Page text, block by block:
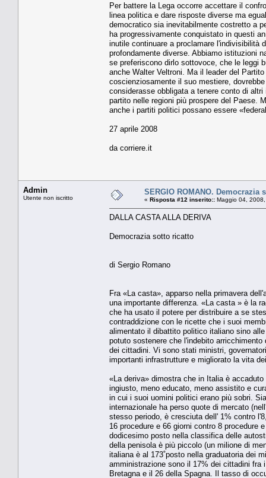
Per battere la Lega occorre accettare il
linea politica e dare risposte diverse ma
democratico sia inevitabilmente costretto a
ha progressivamente conquistato in questi
inutile continuare a proclamare
profondamente diverse. Abbiamo istituzioni
se preferiscono dirlo sottovoce, che le leggi
anche Walter Veltroni. Ma il leader del
coscienziosamente il suo mestiere,
considerasse obbligata a tenere conto di
partito nelle regioni più prospere del Paese.
anche i partiti politici possano essere
27 aprile 2008
da corriere.it
Admin
Utente non iscritto
SERGIO ROMANO. Democrazia
« Risposta #12 inserito:: Maggio 04,
DALLA CASTA ALLA DERIVA
Democrazia sotto ricatto
di Sergio Romano
Fra «La casta», apparso nella primavera
una importante differenza. «La casta » è la
che ha usato il potere per distribuire a se
contraddizione con le ricette che i suoi
alimentato il dibattito politico italiano sino
potuto sostenere che l'indebito
dei cittadini. Vi sono stati ministri,
importanti infrastrutture e migliorato la vita
«La deriva» dimostra che in Italia è
ingiusto, meno educato, meno assistito e
in cui i suoi uomini politici erano più sobri.
internazionale ha perso quote di mercato
stesso periodo, è cresciuta dell' 1% contro
16 procedure e 66 giorni contro 8 procedure
dodicesimo posto nella classifica delle
della penisola è più piccolo (un milione di
italiana è al 173˚posto nella graduatoria dei
amministrazione sono il 17% dei cittadini fra
Bretagna e il 26 della Spagna. Il tasso di